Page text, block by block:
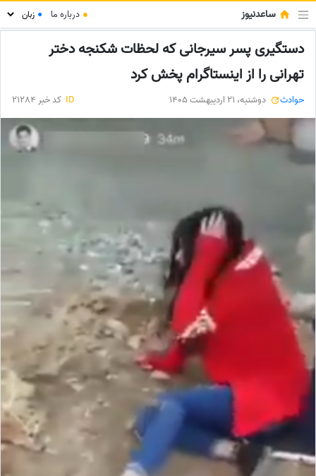
ساعدنیوز ● درباره ما ●
دستگیری پسر سیرجانی که لحظات شکنجه دختر
تهرانی را از اینستاگرام پخش کرد
حوادث دوشنبه، 21 اردیبهشت 1405 ID کد خبر 21284